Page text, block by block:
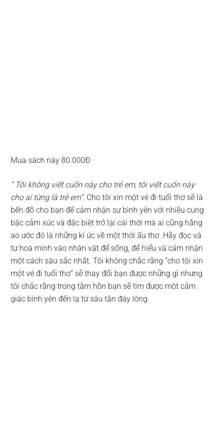
Mua sách này 80.000Đ
“ Tôi không viết cuốn này cho trẻ em, tôi viết cuốn này
cho ai từng là trẻ em”. Cho tôi xin một vé đi tuổi thơ sẽ là
bến đỗ cho bạn để cảm nhận sự bình yên với nhiều cung
bậc cảm xúc và đặc biệt trở lại cái thời mà ai cũng hằng
ao ước đó là những kí ức về một thời ấu thơ. Hãy đọc và
tự hoà mình vào nhân vật để sống, để hiểu và cảm nhận
một cách sâu sắc nhất. Tôi không chắc rằng “cho tôi xin
một vé đi tuổi thơ” sẽ thay đổi bạn được những gì nhưng
tôi chắc rằng trong tâm hồn bạn sẽ tìm được một cảm
giác bình yên đến lạ từ sâu tận đáy lòng.